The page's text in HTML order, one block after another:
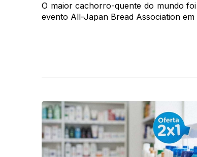
O maior cachorro-quente do mundo
evento All-Japan Bread Association